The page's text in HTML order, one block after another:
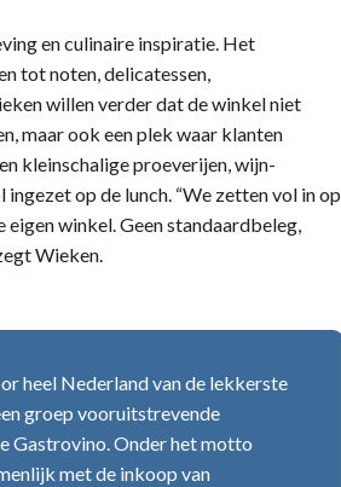
en culinaire inspiratie. Het
tot noten, delicatessen,
willen verder dat de winkel niet
maar ook een plek waar klanten
kleinschalige proeverijen, wijn-
op de lunch. “We zetten vol in op
winkel. Geen standaardbeleg,
Wieken.
heel Nederland van de lekkerste
groep vooruitstrevende
Gastrovino. Onder het motto
met de inkoop van